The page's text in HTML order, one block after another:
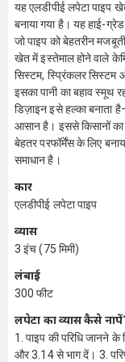
यह एलडीपीई लपेटा पाइप
बनाया गया है। यह हाई-
जो पाइप को बेहतरीन
खेत में इस्तेमाल होने वाले
सिस्टम, स्प्रिंकलर सिस्टम
इसका पानी का बहाव
डिज़ाइन इसे हल्का बनाता
आसान है। इससे किसानों
बेहतर परफॉर्मेंस के लिए
समाधान है।
प्रकार
एलडीपीई लपेटा पाइप
व्यास
3 इंच (75 मिमी)
लंबाई
300 फीट
लपेटा का व्यास कैसे
1. पाइप की परिधि जानने
और 3.14 से भाग दें। 3.